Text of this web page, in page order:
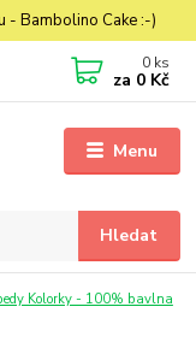
- Bambolino Cake :-)
Menu
Hledat
0 ks
za 0 Kč
Kolorky - 100% bavlna